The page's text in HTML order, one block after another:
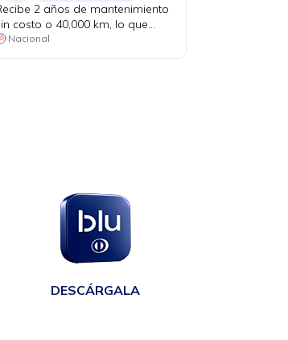
2 años de mantenimiento
costo o 40,000 km, lo que
primero. Aplica en la
Nacional
DESCÁRGALA